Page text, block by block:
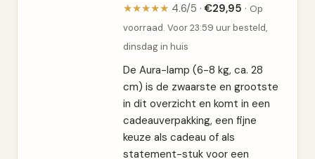
★★★★★ 4.6/5 ·€29,95 · Op
voorraad. Voor 23:59 uur besteld,
dinsdag in huis
De Aura-lamp (6-8 kg, ca. 28
cm) is de zwaarste en grootste
in dit overzicht en komt in een
cadeauverpakking, een fijne
keuze als cadeau of als
statement-stuk voor een